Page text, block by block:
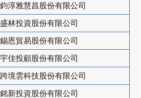
鈞淳雅慧昌股份有限公司
盛林投資股份有限公司
錫恩貿易股份有限公司
宇佳投顧股份有限公司
跨境雲科技股份有限公司
銘新投資股份有限公司